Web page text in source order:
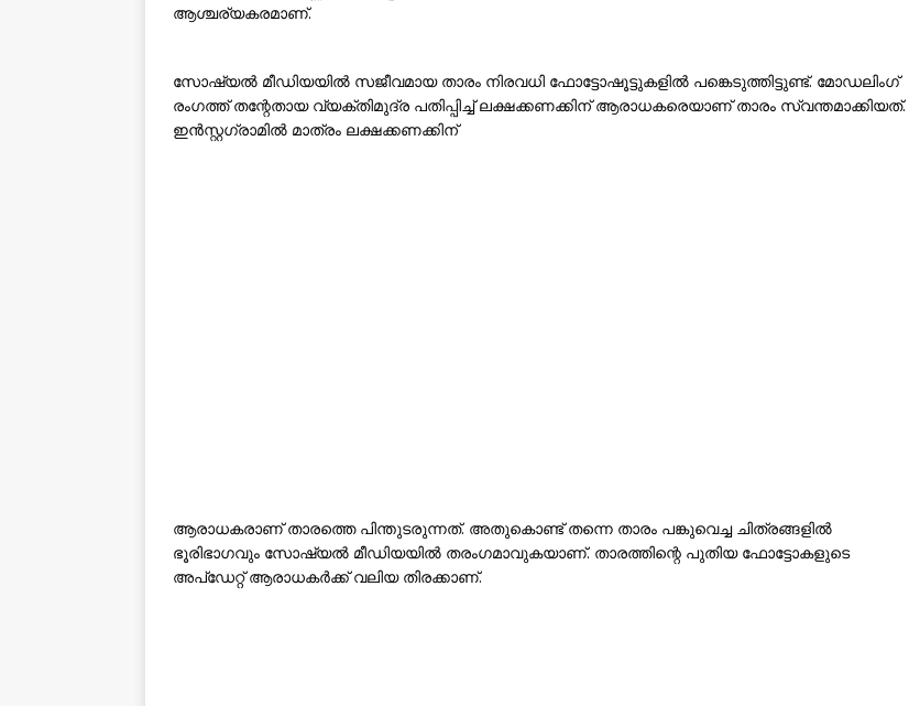
ആശ്ചര്യകരമാണ്.
സോഷ്യൽ മീഡിയയിൽ സജീവമായ താരം നിരവധി ഫോട്ടോഷൂട്ടുകളിൽ പങ്കെടുത്തിട്ടുണ്ട്. മോഡലിംഗ്
രംഗത്ത് തന്റേതായ വ്യക്തിമുദ്ര പതിപ്പിച്ച് ലക്ഷക്കണക്കിന് ആരാധകരെയാണ് താരം സ്വന്തമാക്കിയത്.
ഇൻസ്റ്റഗ്രാമിൽ മാത്രം ലക്ഷക്കണക്കിന്
ആരാധകരാണ് താരത്തെ പിന്തുടരുന്നത്. അതുകൊണ്ട് തന്നെ താരം പങ്കുവെച്ച ചിത്രങ്ങളിൽ
ഭൂരിഭാഗവും സോഷ്യൽ മീഡിയയിൽ തരംഗമാവുകയാണ്. താരത്തിന്റെ പുതിയ ഫോട്ടോകളുടെ
അപ്‌ഡേറ്റ് ആരാധകർക്ക് വലിയ തിരക്കാണ്.